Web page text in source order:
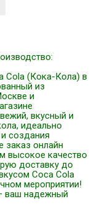
Cola (Кока-Кола) в
из
и
вкусный и
идеально
создания
заказ онлайн
высокое качество
доставку до
Coca Cola
мероприятии!
ваш надежный